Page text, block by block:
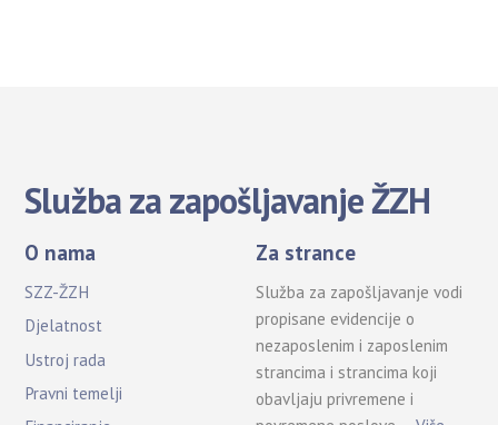
Služba za zapošljavanje ŽZH
O nama
SZZ-ŽZH
Djelatnost
Ustroj rada
Pravni temelji
Za strance
Služba za zapošljavanje vodi
propisane evidencije o
nezaposlenim i zaposlenim
strancima i strancima koji
obavljaju privremene i